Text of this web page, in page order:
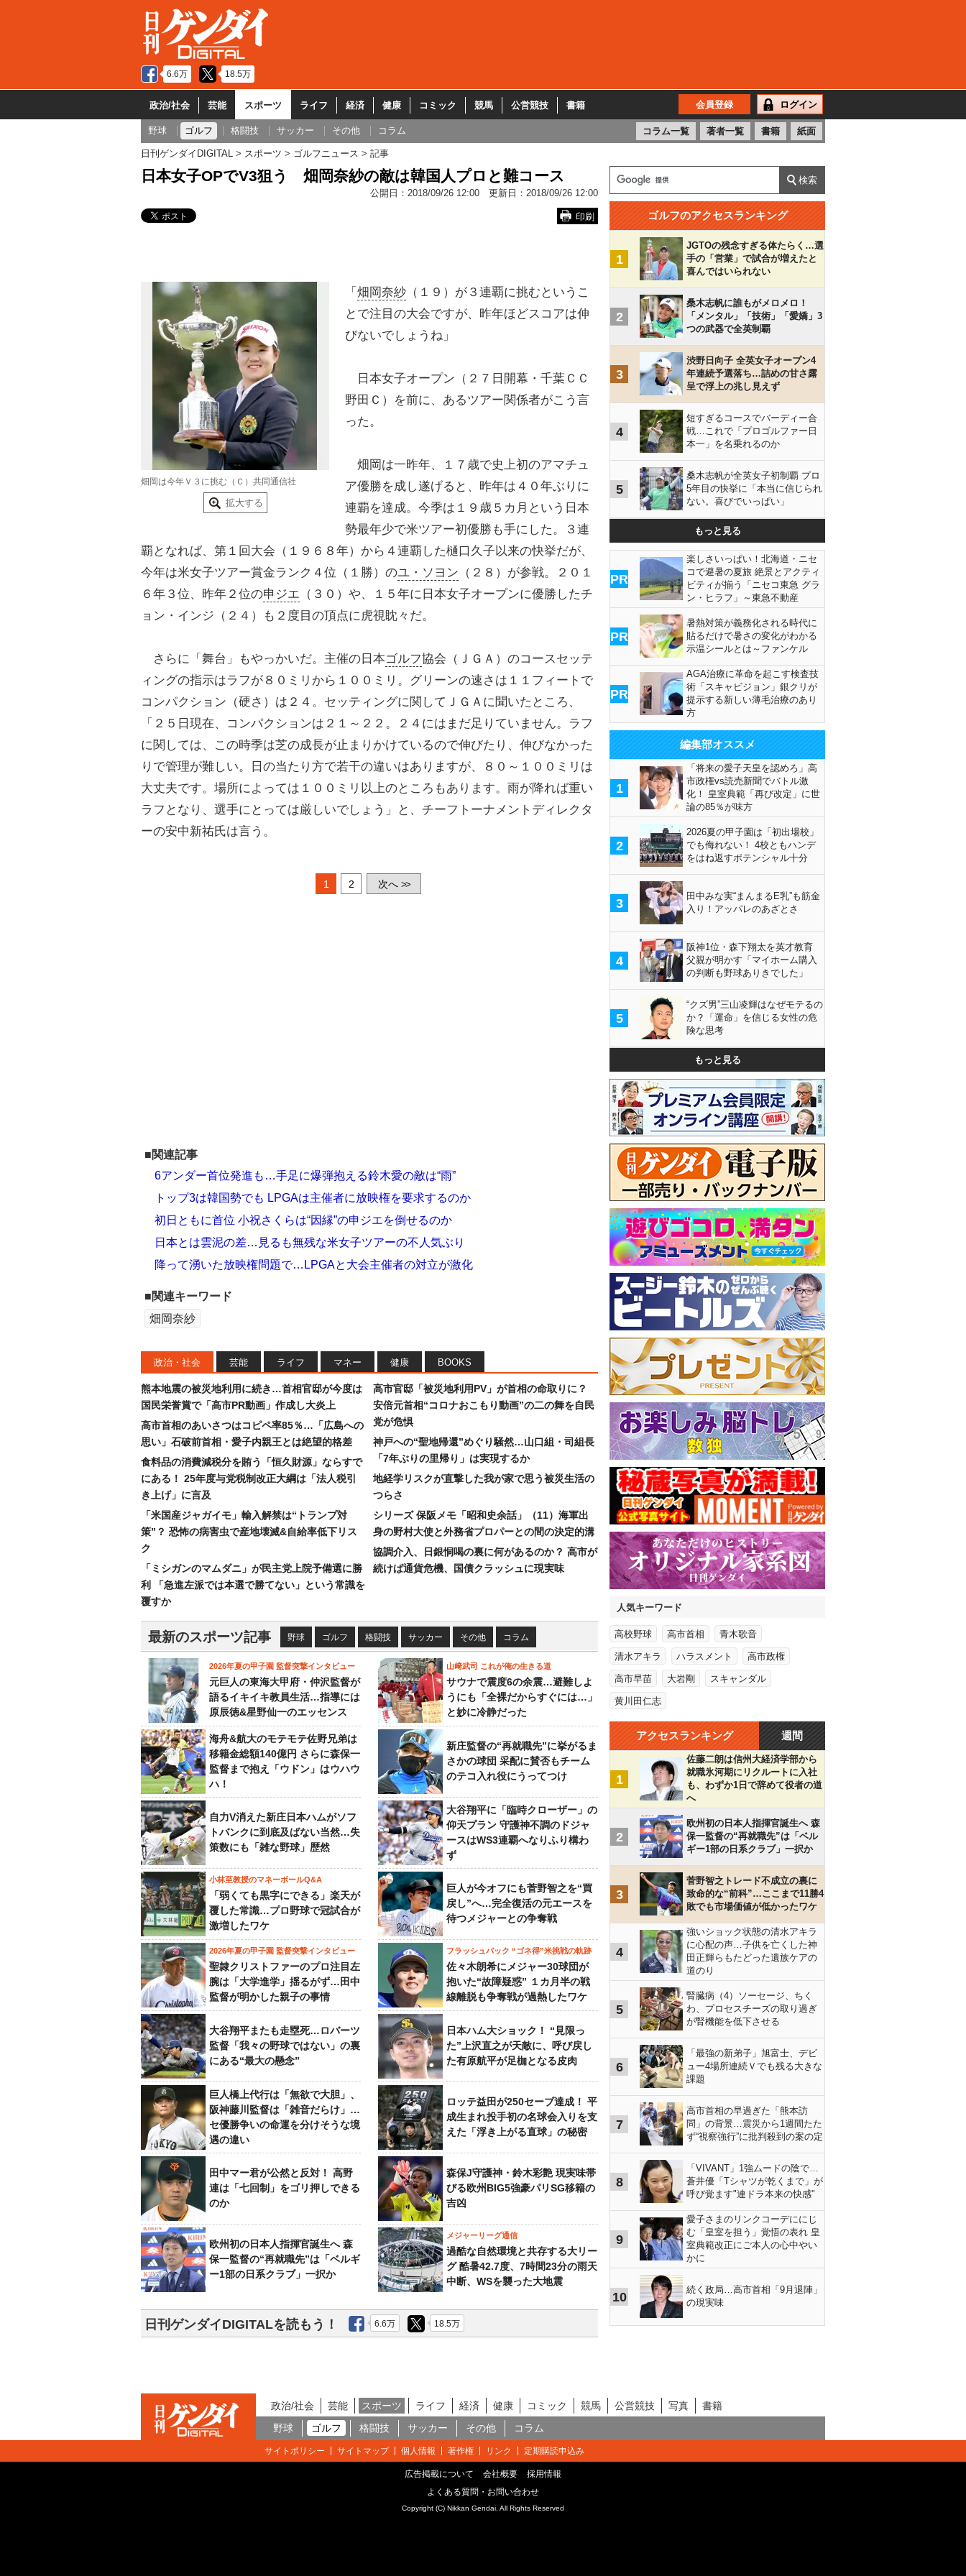
6.6万 18.5万
政治/社会 芸能 スポーツ ライフ 経済 健康 コミック 競馬 公営競技 書籍 会員登録 ログイン
野球 ゴルフ 格闘技 サッカー その他 コラム コラム一覧 著者一覧 書籍 紙面
日刊ゲンダイDIGITAL スポーツ ゴルフニュース 記事
日本女子OPでV3狙う 畑岡奈紗の敵は韓国人プロと難コース
公開日： 2018/09/26 12:00 更新日： 2018/09/26 12:00
印刷
畑岡は今年Ｖ３に挑む（Ｃ）共同通信社
拡大する
「 畑岡奈紗 （１９）が３連覇に挑むというこ
とで注目の大会ですが、昨年ほどスコアは伸
びないでしょうね」
日本女子オープン（２７日開幕・千葉ＣＣ
野田Ｃ）を前に、あるツアー関係者がこう言
った。
畑岡は一昨年、１７歳で史上初のアマチュ
ア優勝を成し遂げると、昨年は４０年ぶりに
連覇を達成。今季は１９歳５カ月という日本
勢最年少で米ツアー初優勝も手にした。３連
覇となれば、第１回大会（１９６８年）から４連覇した樋口久子以来の快挙だが、
今年は米女子ツアー賞金ランク４位（１勝）のユ・ソヨン （２８）が参戦。２０１
６年３位、昨年２位の申ジエ （３０）や、１５年に日本女子オープンに優勝したチ
ョン・インジ（２４）も２度目の頂点に虎視眈々だ。
さらに「舞台」もやっかいだ。主催の日本ゴルフ協会（ＪＧＡ）のコースセッテ
ィングの指示はラフが８０ミリから１００ミリ。グリーンの速さは１１フィートで
コンパクション（硬さ）は２４。セッティングに関してＪＧＡに聞いたところ、
「２５日現在、コンパクションは２１～２２。２４にはまだ足りていません。ラフ
に関しては、この時季は芝の成長が止まりかけているので伸びたり、伸びなかった
りで管理が難しい。日の当たり方で若干の違いはありますが、８０～１００ミリは
大丈夫です。場所によっては１００ミリ以上のところもあります。雨が降れば重い
ラフとなり、選手にとっては厳しいでしょう」と、チーフトーナメントディレクタ
ーの安中新祐氏は言う。
1 2 次へ >>
■関連記事
6アンダー首位発進も…手足に爆弾抱える鈴木愛の敵は“雨”
トップ3は韓国勢でも LPGAは主催者に放映権を要求するのか
初日ともに首位 小祝さくらは“因縁”の申ジエを倒せるのか
日本とは雲泥の差…見るも無残な米女子ツアーの不人気ぶり
降って湧いた放映権問題で…LPGAと大会主催者の対立が激化
■関連キーワード
畑岡奈紗
政治・社会 芸能 ライフ マネー 健康 BOOKS
熊本地震の被災地利用に続き…首相官邸が今度は
国民栄誉賞で「高市PR動画」作成し大炎上
高市首相のあいさつはコピペ率85％…「広島への
思い」石破前首相・愛子内親王とは絶望的格差
食料品の消費減税分を賄う「恒久財源」ならすで
にある！ 25年度与党税制改正大綱は「法人税引
き上げ」に言及
「米国産ジャガイモ」輸入解禁は“トランプ対
策”？ 恐怖の病害虫で産地壊滅&自給率低下リス
ク
「ミシガンのマムダニ」が民主党上院予備選に勝
利 「急進左派では本選で勝てない」という常識を
覆すか
高市官邸「被災地利用PV」が首相の命取りに？
安倍元首相“コロナおこもり動画”の二の舞を自民
党が危惧
神戸への“聖地帰還”めぐり騒然…山口組・司組長
「7年ぶりの里帰り」は実現するか
地経学リスクが直撃した我が家で思う被災生活の
つらさ
シリーズ 保阪メモ「昭和史余話」（11）海軍出
身の野村大使と外務省プロパーとの間の決定的溝
協調介入、日銀恫喝の裏に何があるのか？ 高市が
続けば通貨危機、国債クラッシュに現実味
最新のスポーツ記事 野球 ゴルフ 格闘技 サッカー その他 コラム
2026年夏の甲子園 監督突撃インタビュー
元巨人の東海大甲府・仲沢監督が
語るイキイキ教員生活…指導には
原辰徳&星野仙一のエッセンス
山﨑武司 これが俺の生きる道
サウナで震度6の余震…避難しよ
うにも「全裸だからすぐには…」
と妙に冷静だった
海舟&航大のモテモテ佐野兄弟は
移籍金総額140億円 さらに森保一
監督まで抱え「ウドン」はウハウ
ハ！
新庄監督の“再就職先”に挙がるま
さかの球団 采配に賛否もチーム
のテコ入れ役にうってつけ
自力V消えた新庄日本ハムがソフ
トバンクに到底及ばない当然…失
策数にも「雑な野球」歴然
大谷翔平に「臨時クローザー」の
仰天プラン 守護神不調のドジャ
ースはWS3連覇へなりふり構わ
ず
小林至教授のマネーボールQ&A
「弱くても黒字にできる」楽天が
覆した常識…プロ野球で冠試合が
激増したワケ
巨人が今オフにも菅野智之を“買
戻し”へ…完全復活の元エースを
待つメジャーとの争奪戦
2026年夏の甲子園 監督突撃インタビュー
聖隷クリストファーのプロ注目左
腕は「大学進学」揺るがず…田中
監督が明かした親子の事情
フラッシュバック “ゴネ得”米挑戦の軌跡
佐々木朗希にメジャー30球団が
抱いた“故障疑惑” １カ月半の戦
線離脱も争奪戦が過熱したワケ
大谷翔平またも走塁死…ロバーツ
監督「我々の野球ではない」の裏
にある“最大の懸念”
日本ハム大ショック！ “見限っ
た”上沢直之が天敵に、呼び戻し
た有原航平が足枷となる皮肉
巨人橋上代行は「無欲で大胆」、
阪神藤川監督は「雑音だらけ」…
セ優勝争いの命運を分けそうな境
遇の違い
ロッテ益田が250セーブ達成！ 平
成生まれ投手初の名球会入りを支
えた「浮き上がる直球」の秘密
田中マー君が公然と反対！ 高野
連は「七回制」をゴリ押しできる
のか
森保J守護神・鈴木彩艶 現実味帯
びる欧州BIG5強豪パリSG移籍の
吉凶
欧州初の日本人指揮官誕生へ 森
保一監督の“再就職先”は「ベルギ
ー1部の日系クラブ」一択か
メジャーリーグ通信
過酷な自然環境と共存する大リー
グ 酷暑42.7度、7時間23分の雨天
中断、WSを襲った大地震
日刊ゲンダイDIGITALを読もう！ 6.6万 18.5万
ゴルフのアクセスランキング
1
JGTOの残念すぎる体たらく…選
手の「営業」で試合が増えたと
喜んではいられない
2
桑木志帆に誰もがメロメロ！
「メンタル」「技術」「愛嬌」3
つの武器で全英制覇
3
渋野日向子 全英女子オープン4
年連続予選落ち…詰めの甘さ露
呈で浮上の兆し見えず
4
短すぎるコースでバーディー合
戦…これで「プロゴルファー日
本一」を名乗れるのか
5
桑木志帆が全英女子初制覇 プロ
5年目の快挙に「本当に信じられ
ない。喜びでいっぱい」
もっと見る
PR
楽しさいっぱい！北海道・ニセ
コで避暑の夏旅 絶景とアクティ
ビティが揃う「ニセコ東急 グラ
ン・ヒラフ」～東急不動産
PR
暑熱対策が義務化される時代に
貼るだけで暑さの変化がわかる
示温シールとは～ファンケル
PR
AGA治療に革命を起こす検査技
術「スキャビジョン」銀クリが
提示する新しい薄毛治療のあり
方
編集部オススメ
1
「将来の愛子天皇を認めろ」高
市政権vs読売新聞でバトル激
化！ 皇室典範「再び改定」に世
論の85％が味方
2
2026夏の甲子園は「初出場校」
でも侮れない！ 4校ともハンデ
をはね返すポテンシャル十分
3
田中みな実“まんまるE乳”も筋金
入り！アッパレのあざとさ
4
阪神1位・森下翔太を英才教育
父親が明かす「マイホーム購入
の判断も野球ありきでした」
5
“クズ男”三山凌輝はなぜモテるの
か？「運命」を信じる女性の危
険な思考
もっと見る
人気キーワード
高校野球 高市首相 青木歌音
清水アキラ ハラスメント 高市政権
高市早苗 大岩剛 スキャンダル
黄川田仁志
アクセスランキング 週間
1
佐藤二朗は信州大経済学部から
就職氷河期にリクルートに入社
も、わずか1日で辞めて役者の道
へ
2
欧州初の日本人指揮官誕生へ 森
保一監督の“再就職先”は「ベル
ギー1部の日系クラブ」一択か
3
菅野智之トレード不成立の裏に
致命的な“前科”…ここまで11勝4
敗でも市場価値が低かったワケ
4
強いショック状態の清水アキラ
に心配の声…子供を亡くした神
田正輝らもたどった遺族ケアの
道のり
5
腎臓病（4）ソーセージ、ちく
わ、プロセスチーズの取り過ぎ
が腎機能を低下させる
6
「最強の新弟子」旭富士、デビ
ュー4場所連続Ｖでも残る大きな
課題
7
高市首相の早過ぎた「熊本訪
問」の背景…震災から1週間たた
ず“視察強行”に批判殺到の案の定
8
「VIVANT」1強ムードの陰で…
蒼井優「Tシャツが乾くまで」が
呼び覚ます"連ドラ本来の快感"
9
愛子さまのリンクコーデににじ
む「皇室を担う」覚悟の表れ 皇
室典範改正にご本人の心中やい
かに
10
続く政局…高市首相「9月退陣」
の現実味
政治/社会 芸能 スポーツ ライフ 経済 健康 コミック 競馬 公営競技 写真
書籍
野球
ゴルフ 格闘技 サッカー その他 コラム
サイトポリシー サイトマップ 個人情報 著作権 リンク 定期購読申込み
広告掲載について 会社概要
採用情報
よくある質問・お問い合わせ
Copyright (C) Nikkan Gendai. All Rights Reserved